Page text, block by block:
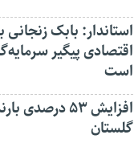
اقتصادی پیگیر
است
افزایش ۵۳
گلستان